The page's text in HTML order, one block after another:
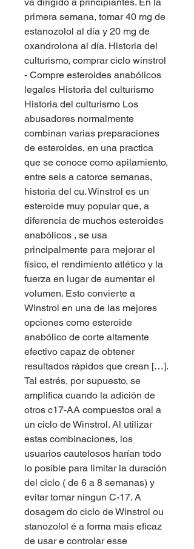
primera semana, tomar 40 mg de
estanozolol al día y 20 mg de
oxandrolona al día. Historia del
culturismo, comprar ciclo winstrol
- Compre esteroides anabólicos
legales Historia del culturismo
Historia del culturismo Los
abusadores normalmente
combinan varias preparaciones
de esteroides, en una practica
que se conoce como apilamiento,
entre seis a catorce semanas,
historia del cu. Winstrol es un
esteroide muy popular que, a
diferencia de muchos esteroides
anabólicos , se usa
principalmente para mejorar el
físico, el rendimiento atlético y la
fuerza en lugar de aumentar el
volumen. Esto convierte a
Winstrol en una de las mejores
opciones como esteroide
anabólico de corte altamente
efectivo capaz de obtener
resultados rápidos que crean […].
Tal estrés, por supuesto, se
amplifica cuando la adición de
otros c17-AA compuestos oral a
un ciclo de Winstrol. Al utilizar
estas combinaciones, los
usuarios cautelosos harían todo
lo posible para limitar la duración
del ciclo ( de 6 a 8 semanas) y
evitar tomar ningun C-17. A
dosagem do ciclo de Winstrol ou
stanozolol é a forma mais eficaz
de usar e controlar esse